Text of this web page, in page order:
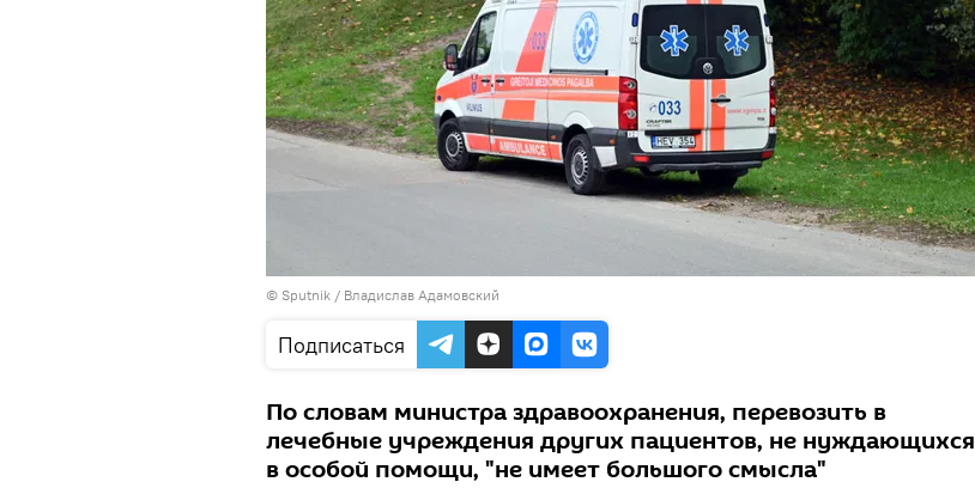
© Sputnik / Владислав Адамовский
Подписаться
По словам министра здравоохранения, перевозить в
лечебные учреждения других пациентов, не нуждающихся
в особой помощи, "не имеет большого смысла"